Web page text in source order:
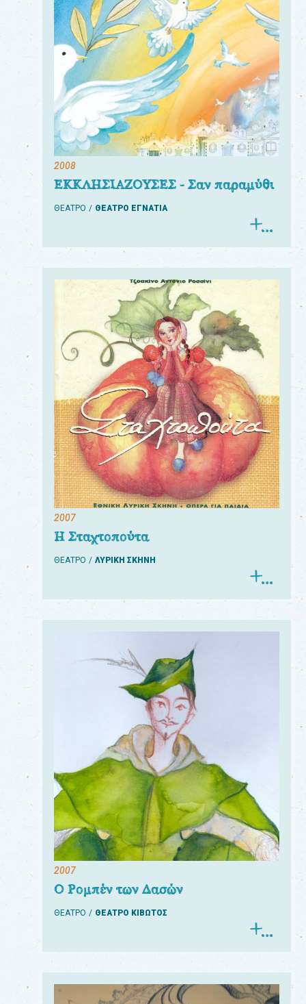
2008
ΕΚΚΛΗΣΙΑΖΟΥΣΕΣ - Σαν παραμύθι
ΘΕΑΤΡΟ ΘΕΑΤΡΟ ΕΓΝΑΤΙΑ
2007
Η Σταχτοπούτα
ΘΕΑΤΡΟ ΛΥΡΙΚΗ ΣΚΗΝΗ
2007
Ο Ρομπέν των Δασών
ΘΕΑΤΡΟ ΘΕΑΤΡΟ ΚΙΒΩΤΟΣ